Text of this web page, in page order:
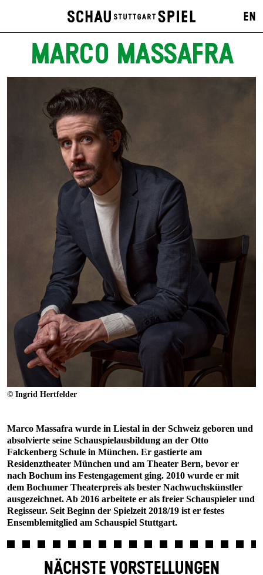
EN
MARCO MASSAFRA
© Ingrid Hertfelder
Marco Massafra wurde in Liestal in der Schweiz geboren und
absolvierte seine Schauspielausbildung an der Otto
Falckenberg Schule in München. Er gastierte am
Residenztheater München und am Theater Bern, bevor er
nach Bochum ins Festengagement ging. 2010 wurde er mit
dem Bochumer Theaterpreis als bester Nachwuchskünstler
ausgezeichnet. Ab 2016 arbeitete er als freier Schauspieler und
Regisseur. Seit Beginn der Spielzeit 2018/19 ist er festes
Ensemblemitglied am Schauspiel Stuttgart.
NÄCHSTE VORSTELLUNGEN